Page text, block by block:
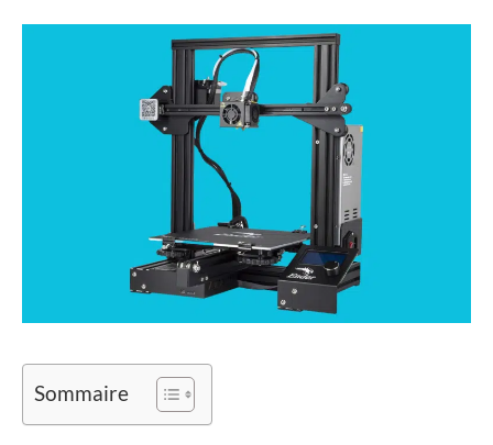
Sommaire